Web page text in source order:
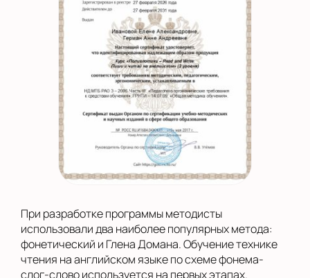
При разработке программы методисты
использовали два наиболее популярных метода:
фонетический и Глена Домана. Обучение технике
чтения на английском языке по схеме фонема-
слог-слово используется на первых этапах.